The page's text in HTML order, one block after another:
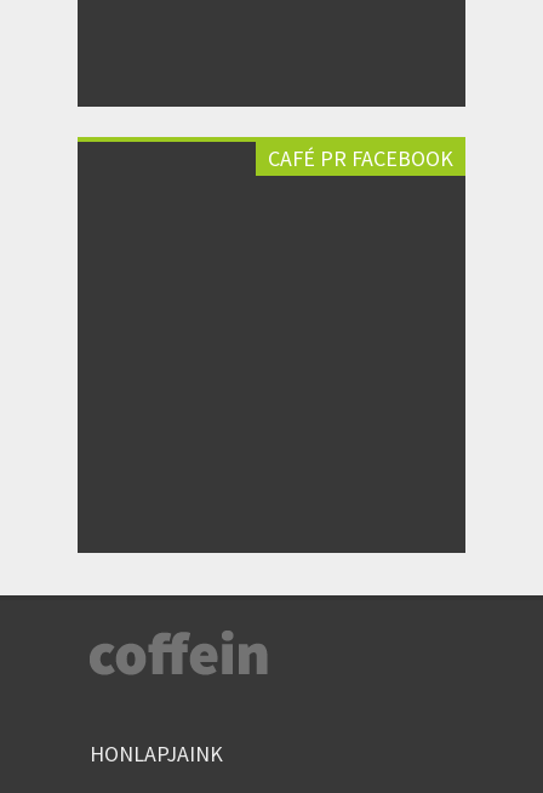
CAFÉ PR FACEBOOK
HONLAPJAINK